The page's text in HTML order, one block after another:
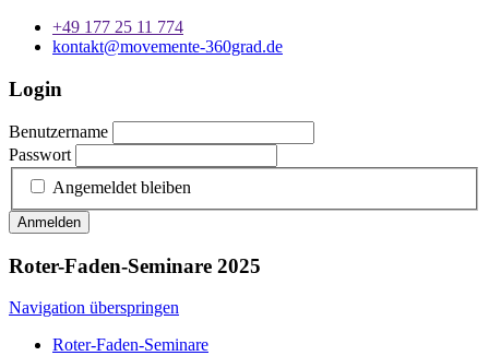
+49 177 25 11 774
kontakt@movemente-360grad.de
Login
Benutzername
Passwort
Angemeldet bleiben
Anmelden
Roter-Faden-Seminare 2025
Navigation überspringen
Roter-Faden-Seminare